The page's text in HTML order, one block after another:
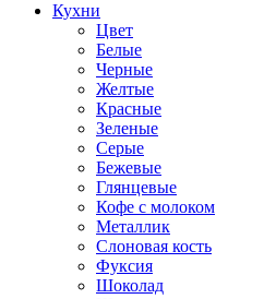
Кухни
Цвет
Белые
Черные
Желтые
Красные
Зеленые
Серые
Бежевые
Глянцевые
Кофе с молоком
Металлик
Слоновая кость
Фуксия
Шоколад